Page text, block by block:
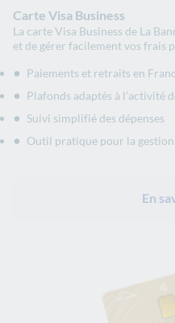
Carte Visa Business
La carte Visa Business de La
et de gérer facilement vos frais
Paiements et retraits en
Plafonds adaptés à l’activité
Suivi simplifié des dépenses
Outil pratique pour la gestion
En